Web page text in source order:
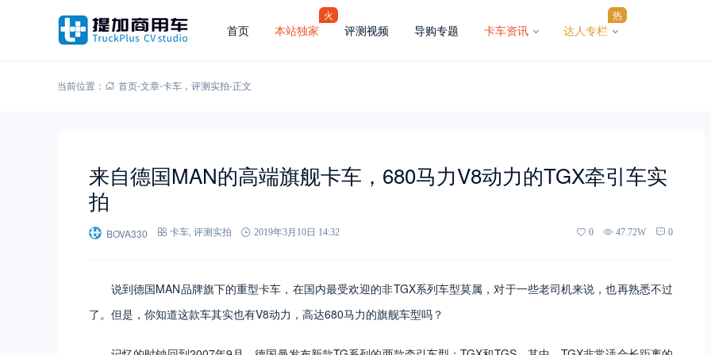
首页 本站独家
火
评测视频 导购专题 卡车资讯 达人专栏
热
当前位置： 首页-文章-卡车 ， 评测实拍-正文
来自德国MAN的高端旗舰卡车，680马力V8动力的TGX牵引车实
拍
BOVA330 卡车 评测实拍 2019年3月10日 14:32 0 47.72W 0
说到德国MAN品牌旗下的重型卡车，在国内最受欢迎的非TGX系列车型莫属，对于一些老司机来说，也再熟悉不过
了。但是，你知道这款车其实也有V8动力，高达680马力的旗舰车型吗？